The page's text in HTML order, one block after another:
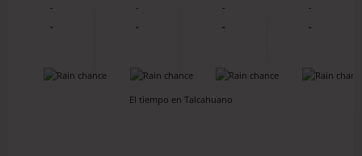
-
-
-
-
-
-
-
-
-
-
-
-
El tiempo en Talcahuano